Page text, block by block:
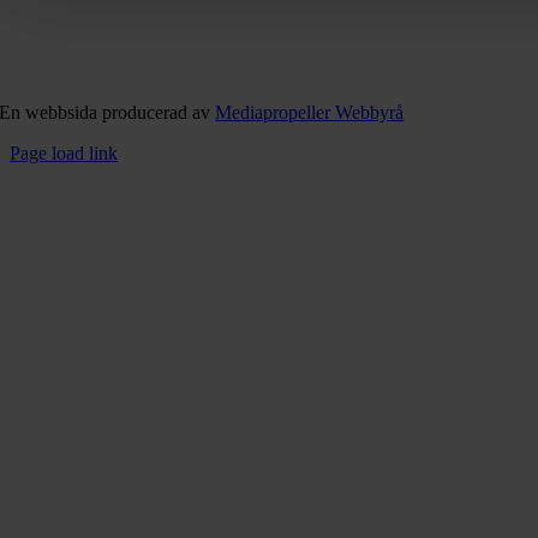
En webbsida producerad av Mediapropeller Webbyrå
Page load link